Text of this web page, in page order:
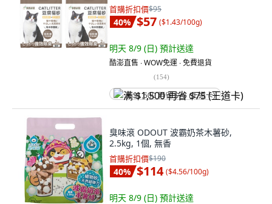
首購折扣價$95
40% $57 ($1.43/100g)
明天 8/9 (日) 預計送達
酷澎直售 ∙ WOW免運 ∙ 免費退貨
(154)
满 $1,500 再省 $75 (王道卡)
臭味滾 ODOUT 波霸奶茶木薯砂,
2.5kg, 1個, 無香
首購折扣價$190
40% $114 ($4.56/100g)
明天 8/9 (日) 預計送達